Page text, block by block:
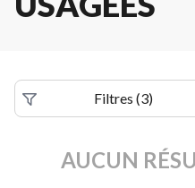
Filtres (3)
AUCUN